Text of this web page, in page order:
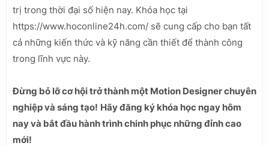
trị trong thời đại số hiện nay. Khóa học tại
https://www.hoconline24h.com/ sẽ cung cấp cho bạn tất
cả những kiến thức và kỹ năng cần thiết để thành công
trong lĩnh vực này.
Đừng bỏ lỡ cơ hội trở thành một Motion Designer chuyên
nghiệp và sáng tạo! Hãy đăng ký khóa học ngay hôm
nay và bắt đầu hành trình chinh phục những đỉnh cao
mới!